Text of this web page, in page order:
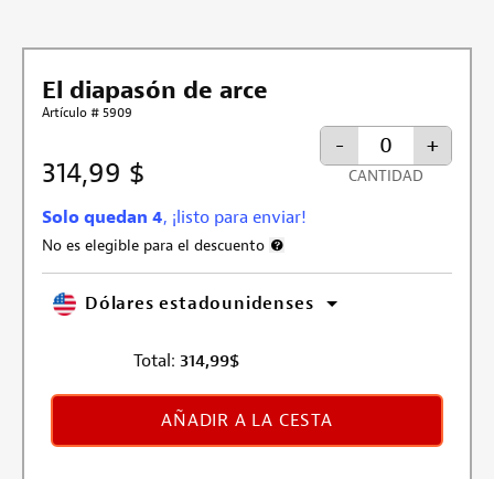
El diapasón de arce
Artículo # 5909
314,99 $
Solo quedan 4, ¡listo para enviar!
No es elegible para el descuento
- +
CANTIDAD
Dólares estadounidenses
Total: 314,99$
AÑADIR A LA CESTA